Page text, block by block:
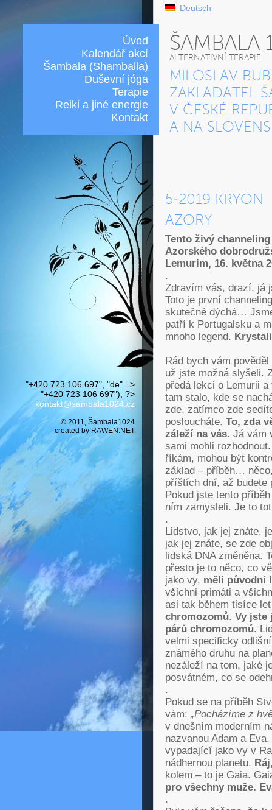
Úvod
Kalendář akcí
Šambala (Shamballa)
Duševní jóga
Terapie
Reiki a jiné energie
Kontakt
Deutsch
ŠAMBALA
ALTERNATIVNÍ TERAPIE
MILOSLAV
ZAKLADATEL
V ČESKÉ
A NA
5-2019 KRYON
AZORY
Tento živý
Azorského
Lemurim, 16. května
.
Zdravím vás, drazí, já
Toto je první
skutečně dýchá…
patří k Portugalsku a
mnoho legend.
Rád bych vám
už jste možná slyšeli.
předá lekci o Lemurii
tam stalo, kde se
zde, zatímco zde
posloucháte. To, zda
záleží na vás. Já vám
sami mohli
říkám, mohou být
základ – příběh…
příštích dní, až budete
Pokud jste tento
ním zamysleli. Je to
.
Lidstvo, jak jej znáte,
jak jej znáte, se zde
lidská DNA změněna.
přesto je to něco, co
jako vy, měli původní
všichni primáti a
asi tak během tisíce
chromozomů. Vy jste
párů chromozomů.
velmi specificky
známého druhu na
nezáleží na tom, jaké
posvátném, co se
.
Pokud se na příběh
vám: „Pocházíme z
v dnešním moderním
nazvanou Adam a
vypadající jako vy v
nádhernou planetu.
kolem – to je Gaia.
pro všechny muže.
.
"+420 723 106 697", "de" =>
"+420 723 106 697"); ?>
kontakt@sambala1024.cz
© 2011, Šambala1024
created by RAWEN.NET